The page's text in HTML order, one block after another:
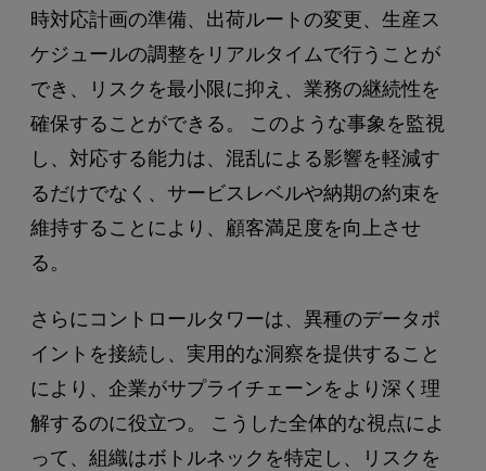
時対応計画の準備、出荷ルートの変更、生産ス
ケジュールの調整をリアルタイムで行うことが
でき、リスクを最小限に抑え、業務の継続性を
確保することができる。 このような事象を監視
し、対応する能力は、混乱による影響を軽減す
るだけでなく、サービスレベルや納期の約束を
維持することにより、顧客満足度を向上させ
る。
さらにコントロールタワーは、異種のデータポ
イントを接続し、実用的な洞察を提供すること
により、企業がサプライチェーンをより深く理
解するのに役立つ。 こうした全体的な視点によ
って、組織はボトルネックを特定し、リスクを